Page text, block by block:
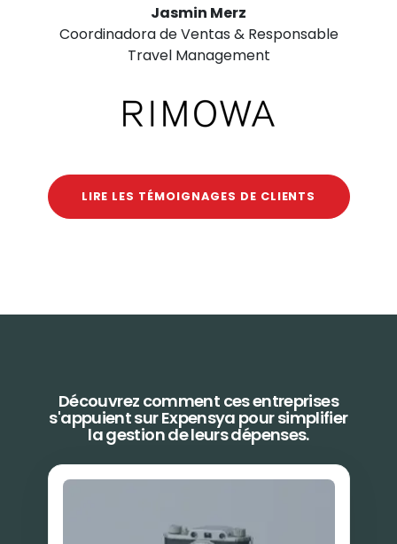
Jasmin Merz
Coordinadora de Ventas & Responsable
Travel Management
LIRE LES TÉMOIGNAGES DE CLIENTS
Découvrez comment ces entreprises
s'appuient sur Expensya pour simplifier
la gestion de leurs dépenses.